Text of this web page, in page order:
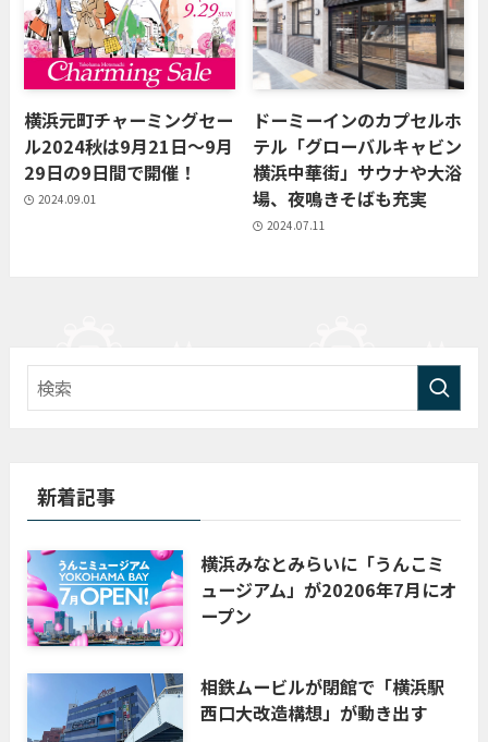
横浜元町チャーミングセー
ル2024秋は9月21日〜9月
29日の9日間で開催！
2024.09.01
ドーミーインのカプセルホ
テル「グローバルキャビン
横浜中華街」サウナや大浴
場、夜鳴きそばも充実
2024.07.11
新着記事
横浜みなとみらいに「うんこミ
ュージアム」が20206年7月にオ
ープン
相鉄ムービルが閉館で「横浜駅
西口大改造構想」が動き出す